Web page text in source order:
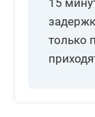
15
только